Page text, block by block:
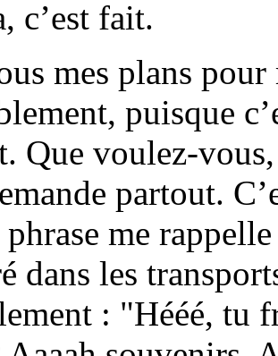
c’est fait.
mes plans
puisque
Que voulez-
partout.
me
dans les
: "Hééé, tu